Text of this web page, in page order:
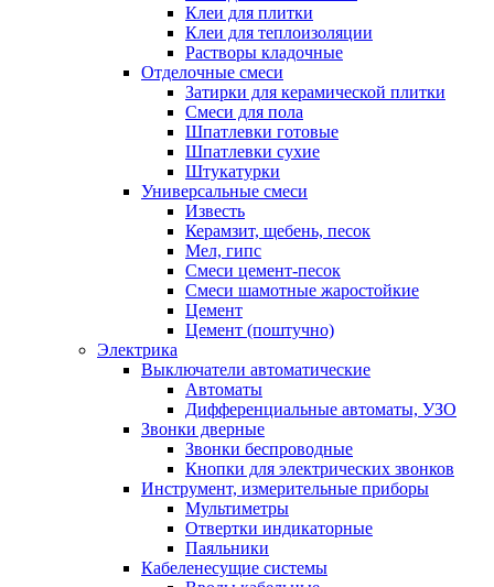
Клеи для плитки
Клеи для теплоизоляции
Растворы кладочные
Отделочные смеси
Затирки для керамической плитки
Смеси для пола
Шпатлевки готовые
Шпатлевки сухие
Штукатурки
Универсальные смеси
Известь
Керамзит, щебень, песок
Мел, гипс
Смеси цемент-песок
Смеси шамотные жаростойкие
Цемент
Цемент (поштучно)
Электрика
Выключатели автоматические
Автоматы
Дифференциальные автоматы, УЗО
Звонки дверные
Звонки беспроводные
Кнопки для электрических звонков
Инструмент, измерительные приборы
Мультиметры
Отвертки индикаторные
Паяльники
Кабеленесущие системы